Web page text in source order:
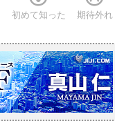
初めて知った 期待外れ